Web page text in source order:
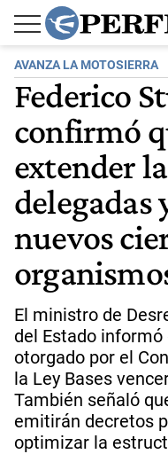
AVANZA LA MOTOSIERRA
Federico
confirmó
extender
delegadas
nuevos
El ministro de
del Estado
otorgado por el
la Ley Bases
También señaló
emitirán decretos
optimizar la